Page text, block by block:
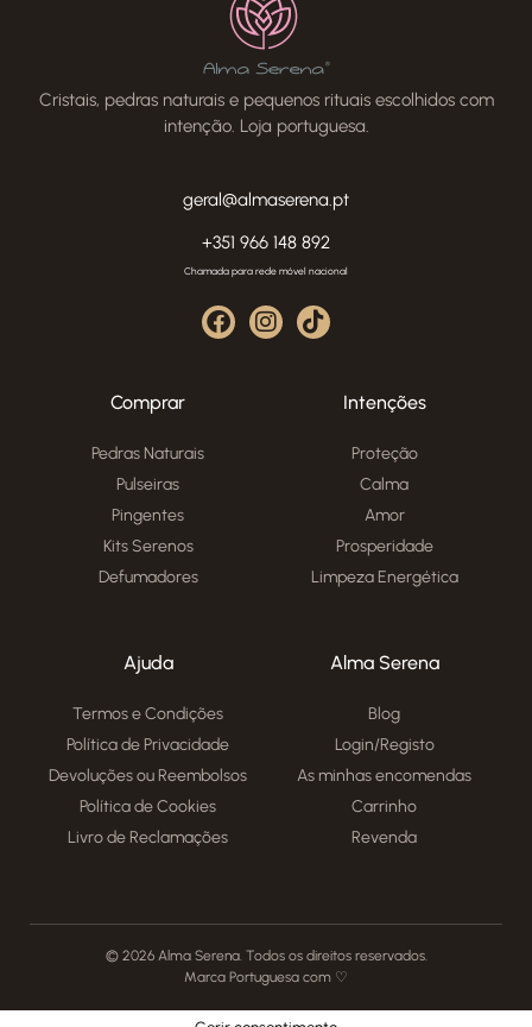
Cristais, pedras naturais e pequenos rituais escolhidos com
intenção. Loja portuguesa.
geral@almaserena.pt
+351 966 148 892
Chamada para rede móvel nacional
Comprar
Pedras Naturais
Pulseiras
Pingentes
Kits Serenos
Defumadores
Intenções
Proteção
Calma
Amor
Prosperidade
Limpeza Energética
Ajuda
Termos e Condições
Política de Privacidade
Devoluções ou Reembolsos
Política de Cookies
Livro de Reclamações
Alma Serena
Blog
Login/Registo
As minhas encomendas
Carrinho
Revenda
© 2026 Alma Serena. Todos os direitos reservados.
Marca Portuguesa com ♡